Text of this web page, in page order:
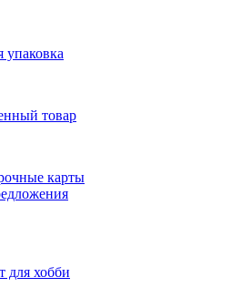
упаковка
товар
карты
для хобби